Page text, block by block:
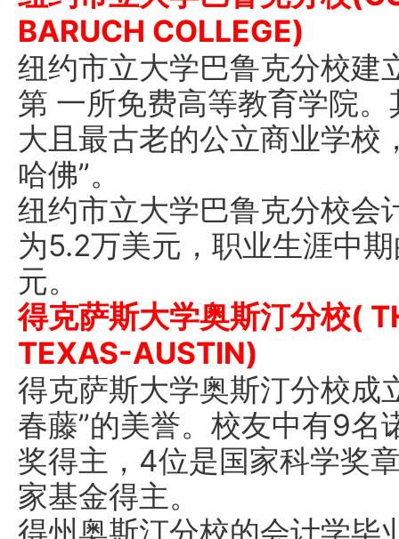
BARUCH COLLEGE)
纽约市立大学巴鲁克分校建
第 一所免费高等教育学院
大且最古老的公立商业学校
哈佛”。
纽约市立大学巴鲁克分校会
为5.2万美元，职业生涯中
元。
得克萨斯大学奥斯汀分校(
TEXAS-AUSTIN)
得克萨斯大学奥斯汀分校成
春藤”的美誉。校友中有9名
奖得主，4位是国家科学奖
家基金得主。
得州奥斯汀分校的会计学毕